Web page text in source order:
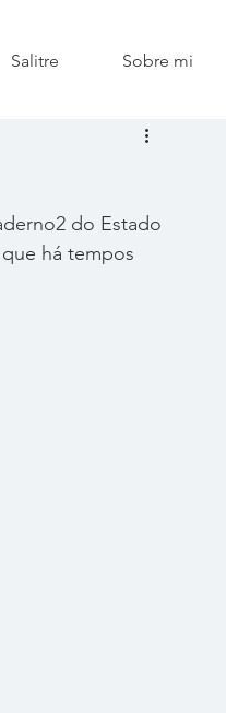
Salitre Sobre mi
do Estado
há tempos